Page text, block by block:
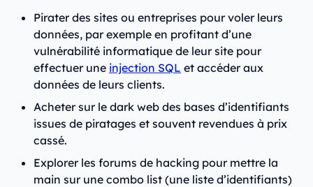
Pirater des sites ou entreprises pour voler leurs
données, par exemple en profitant d’une
vulnérabilité informatique de leur site pour
effectuer une injection SQL et accéder aux
données de leurs clients.
Acheter sur le dark web des bases d’identifiants
issues de piratages et souvent revendues à prix
cassé.
Explorer les forums de hacking pour mettre la
main sur une combo list (une liste d’identifiants)